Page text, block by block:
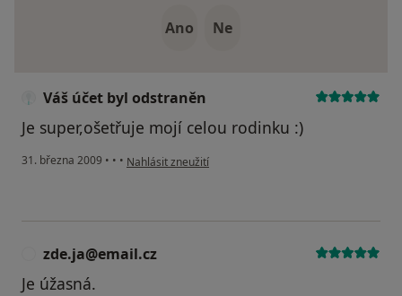
Ano Ne
Váš účet byl odstraněn
Je super,ošetřuje mojí celou rodinku :)
31. března 2009 • • • podle názoru uživatele Váš účet byl odstraněn
Nahlásit zneužití
zde.ja@email.cz
Je úžasná.